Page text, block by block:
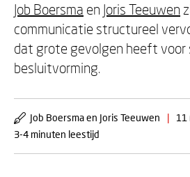
Job Boersma en Joris Teeuwen
communicatie structureel
dat grote gevolgen heeft voor
besluitvorming.
Job Boersma en Joris Teeuwen | 11
3-4 minuten leestijd